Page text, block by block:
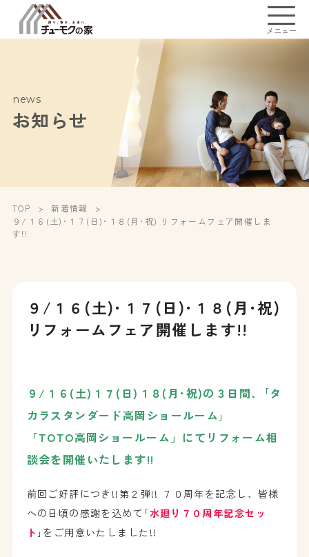
メニュー
news
お知らせ
TOP
新着情報
９/１６(土)･１７(日)･１８(月･祝) リフォームフェア開催しま
す!!
９/１６(土)･１７(日)･１８(月･祝)
リフォームフェア開催します!!
９/１６(土)１７(日)１８(月･祝)の３日間、｢タ
カラスタンダード高岡ショールーム｣
「TOTO高岡ショールーム」にてリフォーム相
談会を開催いたします!!
前回ご好評につき!!第２弾!! ７０周年を記念し、皆様
への日頃の感謝を込めて｢水廻り７０周年記念セッ
ト ｣をご用意いたしました!!